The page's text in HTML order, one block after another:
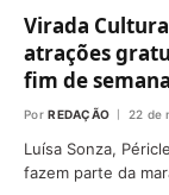
Virada
atrações
fim de semana
Por REDAÇÃO 22 de
Luísa Sonza,
fazem parte da